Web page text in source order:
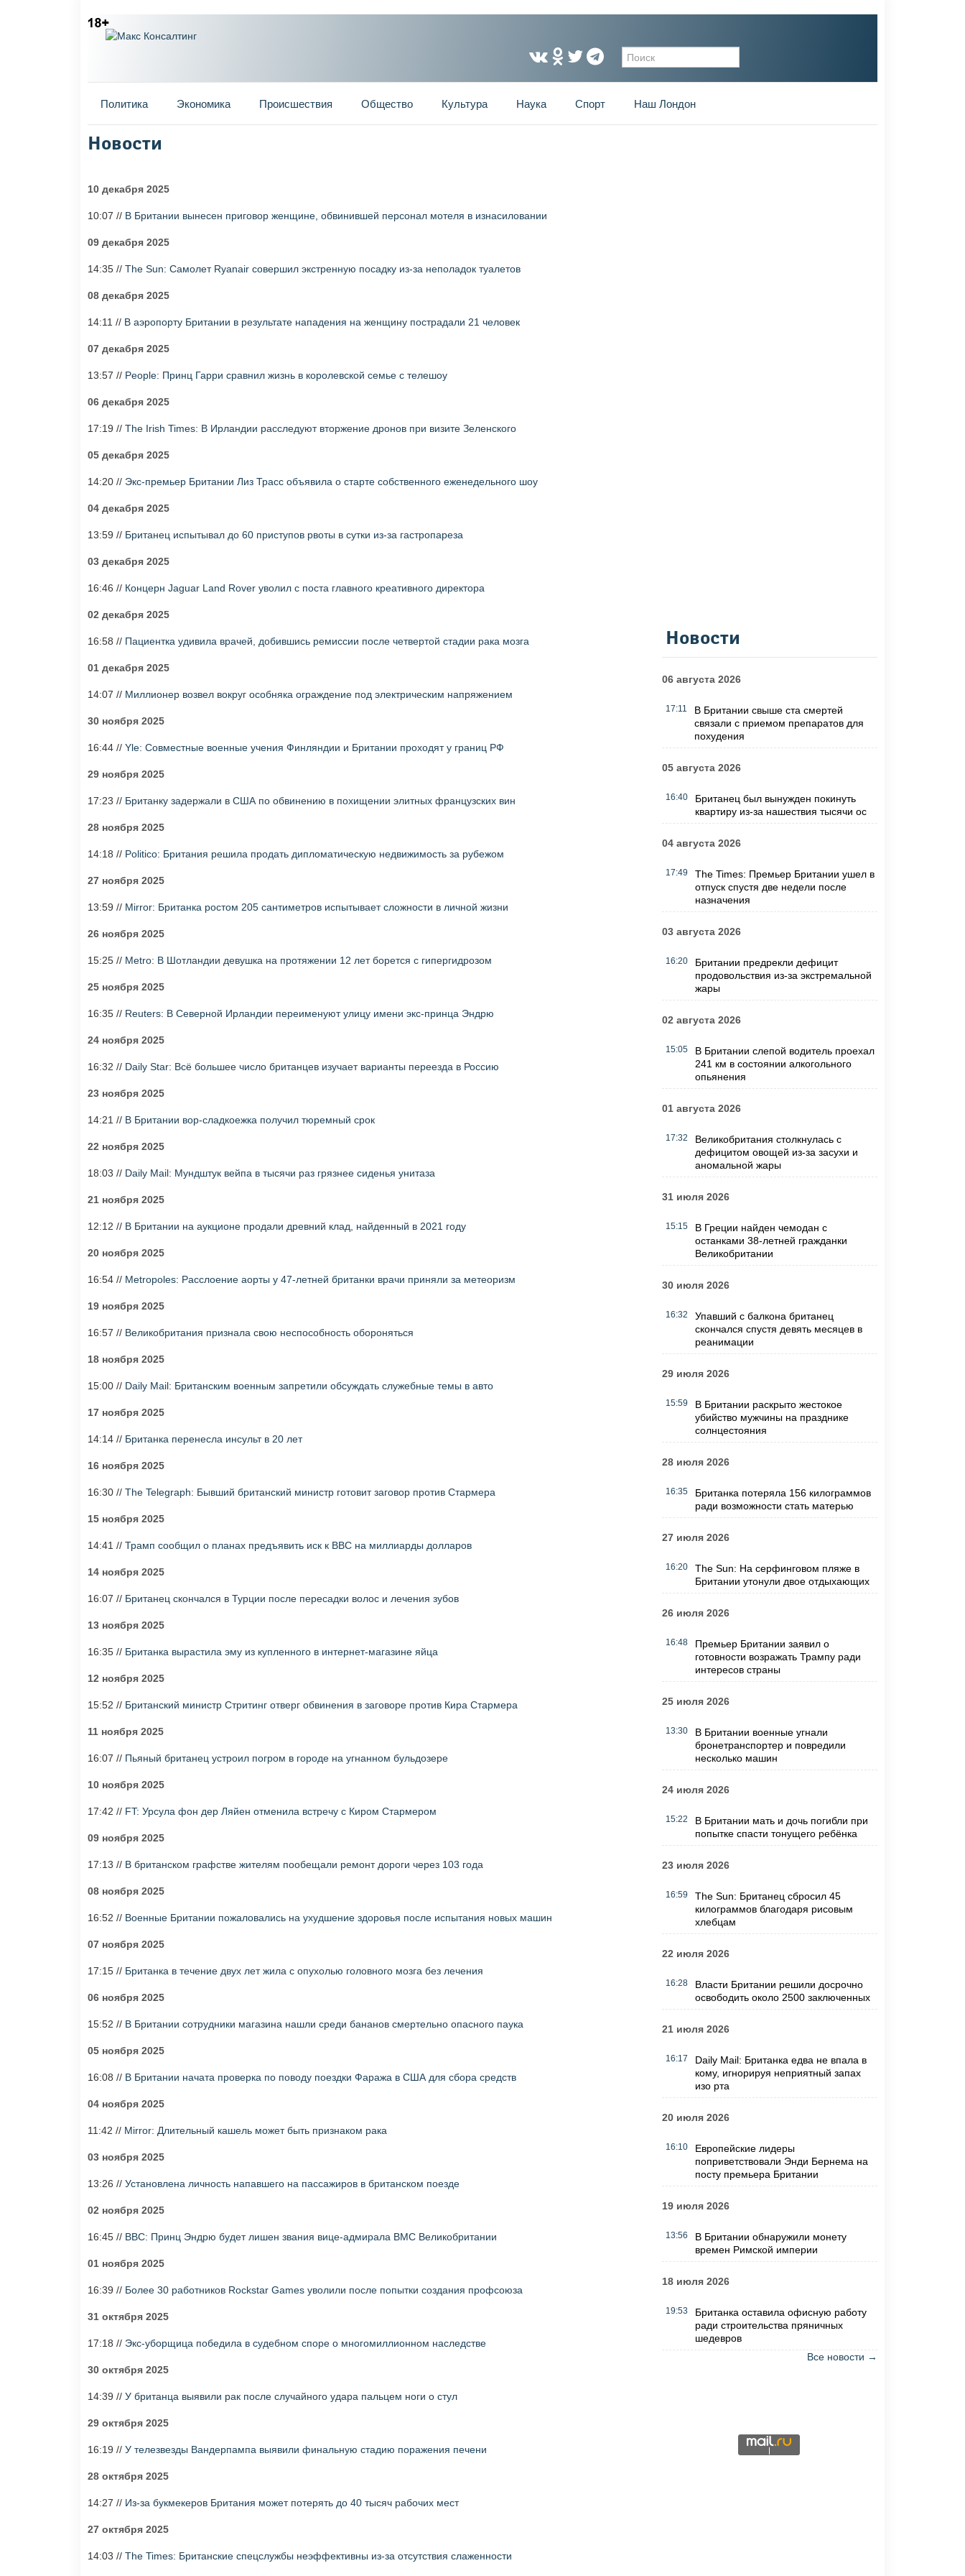
Форма поиска
Главное меню
Политика Экономика Происшествия Общество Культура Наука Спорт Наш Лондон
Вы здесь
Новости
10 декабря 2025
10:07 // В Британии вынесен приговор женщине, обвинившей персонал мотеля в изнасиловании
09 декабря 2025
14:35 // The Sun: Самолет Ryanair совершил экстренную посадку из-за неполадок туалетов
08 декабря 2025
14:11 // В аэропорту Британии в результате нападения на женщину пострадали 21 человек
07 декабря 2025
13:57 // People: Принц Гарри сравнил жизнь в королевской семье с телешоу
06 декабря 2025
17:19 // The Irish Times: В Ирландии расследуют вторжение дронов при визите Зеленского
05 декабря 2025
14:20 // Экс-премьер Британии Лиз Трасс объявила о старте собственного еженедельного шоу
04 декабря 2025
13:59 // Британец испытывал до 60 приступов рвоты в сутки из-за гастропареза
03 декабря 2025
16:46 // Концерн Jaguar Land Rover уволил с поста главного креативного директора
02 декабря 2025
16:58 // Пациентка удивила врачей, добившись ремиссии после четвертой стадии рака мозга
01 декабря 2025
14:07 // Миллионер возвел вокруг особняка ограждение под электрическим напряжением
30 ноября 2025
16:44 // Yle: Совместные военные учения Финляндии и Британии проходят у границ РФ
29 ноября 2025
17:23 // Британку задержали в США по обвинению в похищении элитных французских вин
28 ноября 2025
14:18 // Politico: Британия решила продать дипломатическую недвижимость за рубежом
27 ноября 2025
13:59 // Mirror: Британка ростом 205 сантиметров испытывает сложности в личной жизни
26 ноября 2025
15:25 // Metro: В Шотландии девушка на протяжении 12 лет борется с гипергидрозом
25 ноября 2025
16:35 // Reuters: В Северной Ирландии переименуют улицу имени экс-принца Эндрю
24 ноября 2025
16:32 // Daily Star: Всё большее число британцев изучает варианты переезда в Россию
23 ноября 2025
14:21 // В Британии вор-сладкоежка получил тюремный срок
22 ноября 2025
18:03 // Daily Mail: Мундштук вейпа в тысячи раз грязнее сиденья унитаза
21 ноября 2025
12:12 // В Британии на аукционе продали древний клад, найденный в 2021 году
20 ноября 2025
16:54 // Metropoles: Расслоение аорты у 47-летней британки врачи приняли за метеоризм
19 ноября 2025
16:57 // Великобритания признала свою неспособность обороняться
18 ноября 2025
15:00 // Daily Mail: Британским военным запретили обсуждать служебные темы в авто
17 ноября 2025
14:14 // Британка перенесла инсульт в 20 лет
16 ноября 2025
16:30 // The Telegraph: Бывший британский министр готовит заговор против Стармера
15 ноября 2025
14:41 // Трамп сообщил о планах предъявить иск к ВВС на миллиарды долларов
14 ноября 2025
16:07 // Британец скончался в Турции после пересадки волос и лечения зубов
13 ноября 2025
16:35 // Британка вырастила эму из купленного в интернет-магазине яйца
12 ноября 2025
15:52 // Британский министр Стритинг отверг обвинения в заговоре против Кира Стармера
11 ноября 2025
16:07 // Пьяный британец устроил погром в городе на угнанном бульдозере
10 ноября 2025
17:42 // FT: Урсула фон дер Ляйен отменила встречу с Киром Стармером
09 ноября 2025
17:13 // В британском графстве жителям пообещали ремонт дороги через 103 года
08 ноября 2025
16:52 // Военные Британии пожаловались на ухудшение здоровья после испытания новых машин
07 ноября 2025
17:15 // Британка в течение двух лет жила с опухолью головного мозга без лечения
06 ноября 2025
15:52 // В Британии сотрудники магазина нашли среди бананов смертельно опасного паука
05 ноября 2025
16:08 // В Британии начата проверка по поводу поездки Фаража в США для сбора средств
04 ноября 2025
11:42 // Mirror: Длительный кашель может быть признаком рака
03 ноября 2025
13:26 // Установлена личность напавшего на пассажиров в британском поезде
02 ноября 2025
16:45 // BBC: Принц Эндрю будет лишен звания вице-адмирала ВМС Великобритании
01 ноября 2025
16:39 // Более 30 работников Rockstar Games уволили после попытки создания профсоюза
31 октября 2025
17:18 // Экс-уборщица победила в судебном споре о многомиллионном наследстве
30 октября 2025
14:39 // У британца выявили рак после случайного удара пальцем ноги о стул
29 октября 2025
16:19 // У телезвезды Вандерпампа выявили финальную стадию поражения печени
28 октября 2025
14:27 // Из-за букмекеров Британия может потерять до 40 тысяч рабочих мест
27 октября 2025
14:03 // The Times: Британские спецслужбы неэффективны из-за отсутствия слаженности
Новости
06 августа 2026
17:11
В Британии свыше ста смертей
связали с приемом препаратов для
похудения
05 августа 2026
16:40
Британец был вынужден покинуть
квартиру из-за нашествия тысячи ос
04 августа 2026
17:49
The Times: Премьер Британии ушел в
отпуск спустя две недели после
назначения
03 августа 2026
16:20
Британии предрекли дефицит
продовольствия из-за экстремальной
жары
02 августа 2026
15:05
В Британии слепой водитель проехал
241 км в состоянии алкогольного
опьянения
01 августа 2026
17:32
Великобритания столкнулась с
дефицитом овощей из-за засухи и
аномальной жары
31 июля 2026
15:15
В Греции найден чемодан с
останками 38-летней гражданки
Великобритании
30 июля 2026
16:32
Упавший с балкона британец
скончался спустя девять месяцев в
реанимации
29 июля 2026
15:59
В Британии раскрыто жестокое
убийство мужчины на празднике
солнцестояния
28 июля 2026
16:35
Британка потеряла 156 килограммов
ради возможности стать матерью
27 июля 2026
16:20
The Sun: На серфинговом пляже в
Британии утонули двое отдыхающих
26 июля 2026
16:48
Премьер Британии заявил о
готовности возражать Трампу ради
интересов страны
25 июля 2026
13:30
В Британии военные угнали
бронетранспортер и повредили
несколько машин
24 июля 2026
15:22
В Британии мать и дочь погибли при
попытке спасти тонущего ребёнка
23 июля 2026
16:59
The Sun: Британец сбросил 45
килограммов благодаря рисовым
хлебцам
22 июля 2026
16:28
Власти Британии решили досрочно
освободить около 2500 заключенных
21 июля 2026
16:17
Daily Mail: Британка едва не впала в
кому, игнорируя неприятный запах
изо рта
20 июля 2026
16:10
Европейские лидеры
поприветствовали Энди Бернема на
посту премьера Британии
19 июля 2026
13:56
В Британии обнаружили монету
времен Римской империи
18 июля 2026
19:53
Британка оставила офисную работу
ради строительства пряничных
шедевров
Все новости →